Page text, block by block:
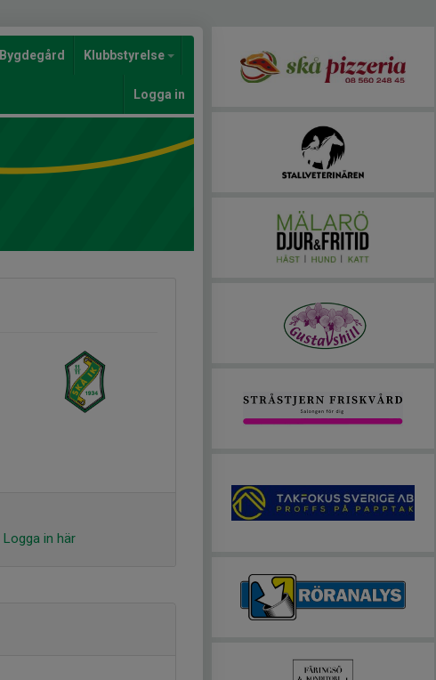
Bygdegård Klubbstyrelse
Logga in
Logga in här